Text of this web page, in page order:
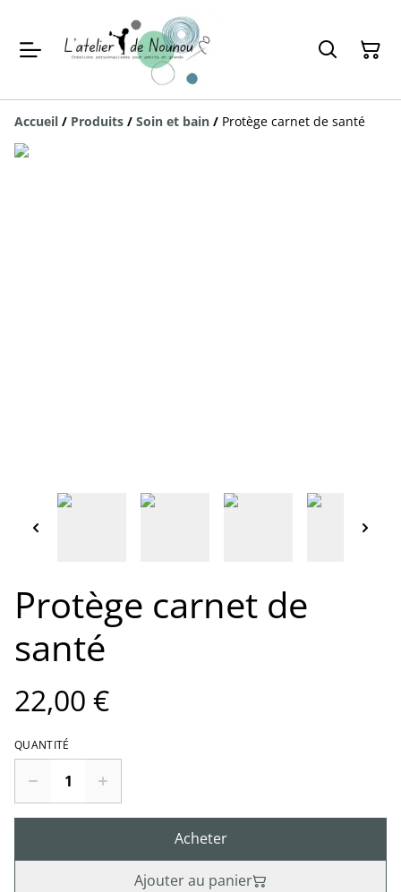
Accueil / Produits / Soin et bain / Protège carnet de santé
Protège carnet de
santé
22,00 €
QUANTITÉ
Acheter
Ajouter au panier